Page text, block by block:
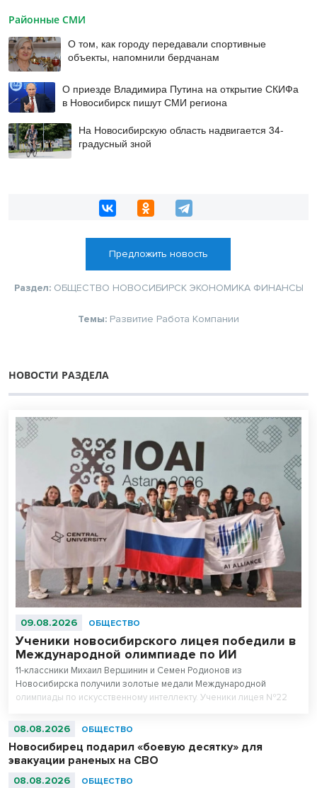
Районные СМИ
О том, как городу передавали спортивные
объекты, напомнили бердчанам
О приезде Владимира Путина на открытие СКИФа
в Новосибирск пишут СМИ региона
На Новосибирскую область надвигается 34-
градусный зной
Предложить новость
Раздел: ОБЩЕСТВО НОВОСИБИРСК ЭКОНОМИКА ФИНАНСЫ
Темы: Развитие Работа Компании
НОВОСТИ РАЗДЕЛА
09.08.2026 ОБЩЕСТВО
Ученики новосибирского лицея победили в
Международной олимпиаде по ИИ
11-классники Михаил Вершинин и Семен Родионов из
Новосибирска получили золотые медали Международной
олимпиады по искусственному интеллекту. Ученики лицея №22
абсолютными чемпионами соревнований.
08.08.2026 ОБЩЕСТВО
Новосибирец подарил «боевую десятку» для
эвакуации раненых на СВО
08.08.2026 ОБЩЕСТВО